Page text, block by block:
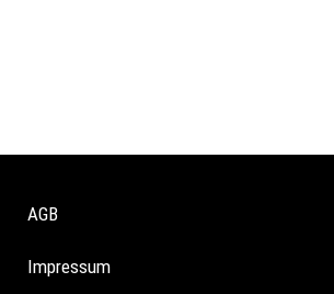
AGB
Impressum